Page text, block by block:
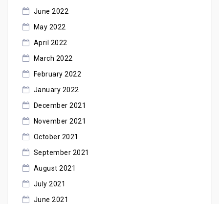
June 2022
May 2022
April 2022
March 2022
February 2022
January 2022
December 2021
November 2021
October 2021
September 2021
August 2021
July 2021
June 2021